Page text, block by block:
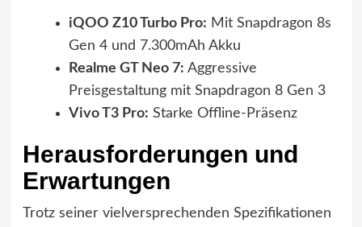
iQOO Z10 Turbo Pro: Mit Snapdragon 8s
Gen 4 und 7.300mAh Akku
Realme GT Neo 7: Aggressive
Preisgestaltung mit Snapdragon 8 Gen 3
Vivo T3 Pro: Starke Offline-Präsenz
Herausforderungen und
Erwartungen
Trotz seiner vielversprechenden Spezifikationen